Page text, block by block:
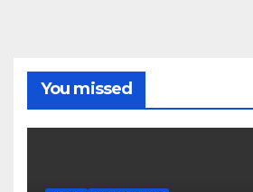
You missed